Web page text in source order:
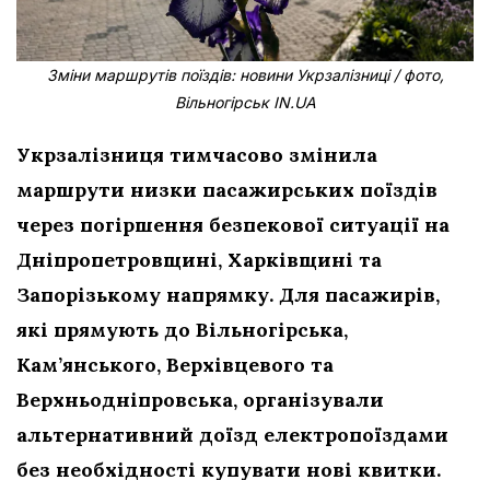
Зміни маршрутів поїздів: новини Укрзалізниці / фото,
Вільногірськ IN.UA
Укрзалізниця тимчасово змінила
маршрути низки пасажирських поїздів
через погіршення безпекової ситуації на
Дніпропетровщині, Харківщині та
Запорізькому напрямку. Для пасажирів,
які прямують до Вільногірська,
Кам’янського, Верхівцевого та
Верхньодніпровська, організували
альтернативний доїзд електропоїздами
без необхідності купувати нові квитки.